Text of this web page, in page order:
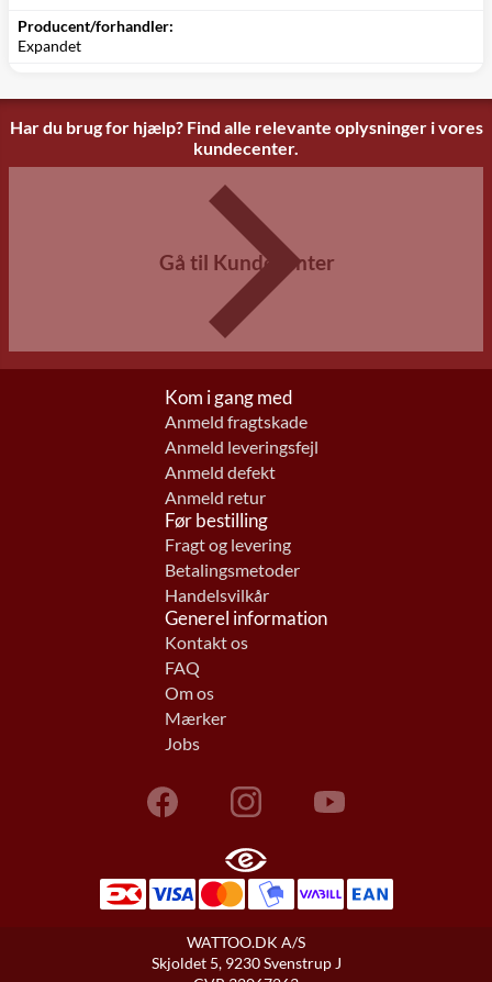
Producent/forhandler:
Expandet
Har du brug for hjælp? Find alle relevante oplysninger i vores
kundecenter.
Gå til Kundecenter
Kom i gang med
Anmeld fragtskade
Anmeld leveringsfejl
Anmeld defekt
Anmeld retur
Før bestilling
Fragt og levering
Betalingsmetoder
Handelsvilkår
Generel information
Kontakt os
FAQ
Om os
Mærker
Jobs
WATTOO.DK A/S
Skjoldet 5, 9230 Svenstrup J